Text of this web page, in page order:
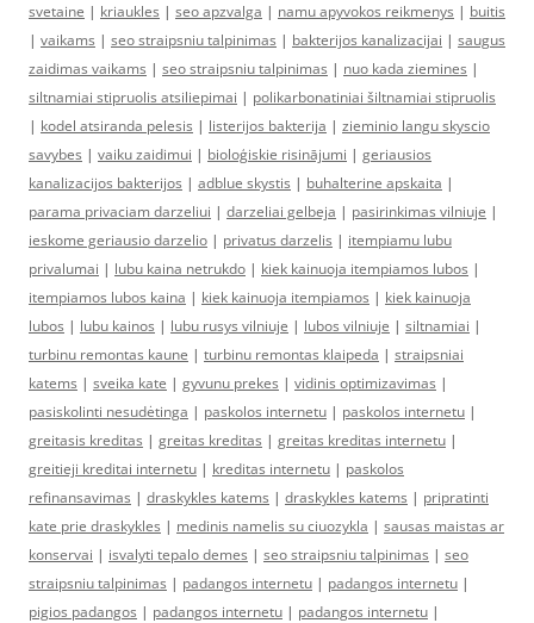
svetaine | kriaukles | seo apzvalga | namu apyvokos reikmenys | buitis
| vaikams | seo straipsniu talpinimas | bakterijos kanalizacijai | saugus
zaidimas vaikams | seo straipsniu talpinimas | nuo kada ziemines |
siltnamiai stipruolis atsiliepimai | polikarbonatiniai šiltnamiai stipruolis
| kodel atsiranda pelesis | listerijos bakterija | zieminio langu skyscio
savybes | vaiku zaidimui | bioloģiskie risinājumi | geriausios
kanalizacijos bakterijos | adblue skystis | buhalterine apskaita |
parama privaciam darzeliui | darzeliai gelbeja | pasirinkimas vilniuje |
ieskome geriausio darzelio | privatus darzelis | itempiamu lubu
privalumai | lubu kaina netrukdo | kiek kainuoja itempiamos lubos |
itempiamos lubos kaina | kiek kainuoja itempiamos | kiek kainuoja
lubos | lubu kainos | lubu rusys vilniuje | lubos vilniuje | siltnamiai |
turbinu remontas kaune | turbinu remontas klaipeda | straipsniai
katems | sveika kate | gyvunu prekes | vidinis optimizavimas |
pasiskolinti nesudėtinga | paskolos internetu | paskolos internetu |
greitasis kreditas | greitas kreditas | greitas kreditas internetu |
greitieji kreditai internetu | kreditas internetu | paskolos
refinansavimas | draskykles katems | draskykles katems | pripratinti
kate prie draskykles | medinis namelis su ciuozykla | sausas maistas ar
konservai | isvalyti tepalo demes | seo straipsniu talpinimas | seo
straipsniu talpinimas | padangos internetu | padangos internetu |
pigios padangos | padangos internetu | padangos internetu |